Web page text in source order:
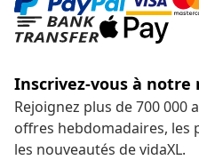
Inscrivez-vous à
Rejoignez plus de 700 000
offres hebdomadaires,
les nouveautés de vidaXL.